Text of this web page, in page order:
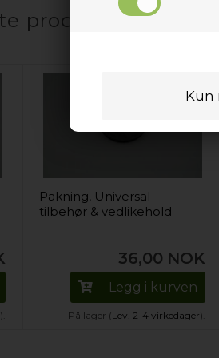
produkter
).
Pakning, Universal
tilbehør & vedlikehold
36,00 NOK
Legg i kurven
På lager (Lev. 2-4 virkedager).